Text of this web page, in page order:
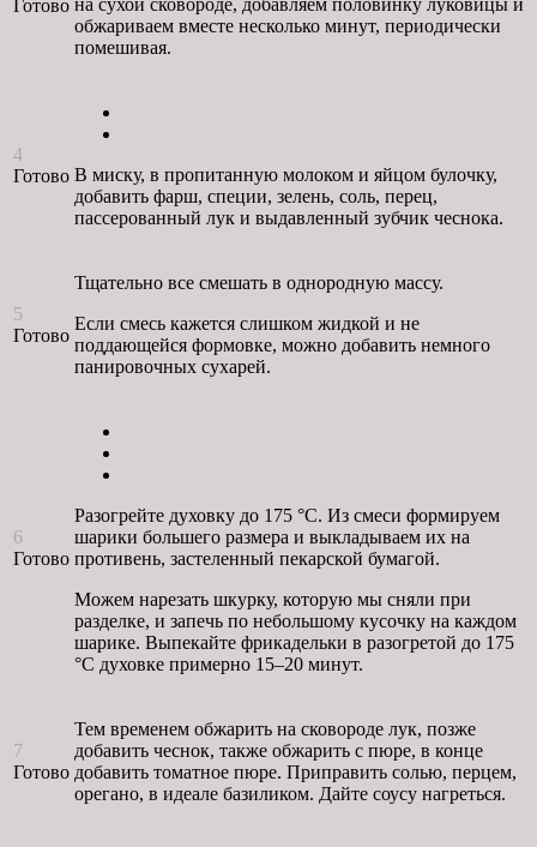
Готово на сухой сковороде, добавляем половинку луковицы и
обжариваем вместе несколько минут, периодически
помешивая.
4
Готово В миску, в пропитанную молоком и яйцом булочку,
добавить фарш, специи, зелень, соль, перец,
пассерованный лук и выдавленный зубчик чеснока.
5
Готово
Тщательно все смешать в однородную массу.
Если смесь кажется слишком жидкой и не
поддающейся формовке, можно добавить немного
панировочных сухарей.
6
Готово
Разогрейте духовку до 175 °C. Из смеси формируем
шарики большего размера и выкладываем их на
противень, застеленный пекарской бумагой.
Можем нарезать шкурку, которую мы сняли при
разделке, и запечь по небольшому кусочку на каждом
шарике. Выпекайте фрикадельки в разогретой до 175
°C духовке примерно 15–20 минут.
7
Готово
Тем временем обжарить на сковороде лук, позже
добавить чеснок, также обжарить с пюре, в конце
добавить томатное пюре. Приправить солью, перцем,
орегано, в идеале базиликом. Дайте соусу нагреться.